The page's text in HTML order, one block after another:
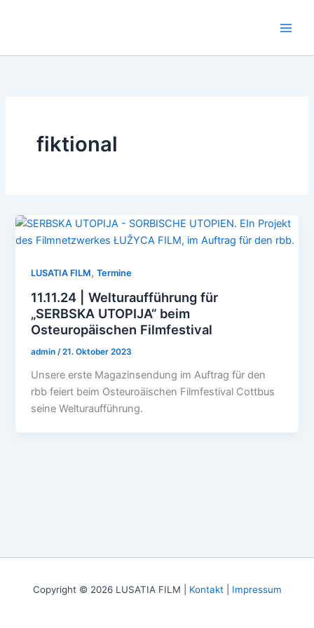
fiktional
LUSATIA FILM,Termine
11.11.24 | Welturaufführung für
„SERBSKA UTOPIJA“ beim
Osteuropäischen Filmfestival
admin/21. Oktober 2023
Unsere erste Magazinsendung im Auftrag für den
rbb feiert beim Osteuroäischen Filmfestival Cottbus
seine Welturaufführung.
Copyright © 2026 LUSATIA FILM | Kontakt| Impressum